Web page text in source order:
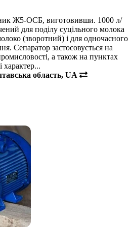
Ж5-ОСБ, виготовивши. 1000 л/
для поділу суцільного молока
(зворотний) і для одночасного
Сепаратор застосовується на
а також на пунктах
характер...
область, UA